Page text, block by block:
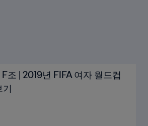
조 | 2019년 FIFA 여자 월드컵